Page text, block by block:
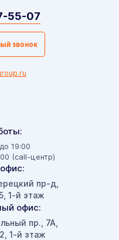
19:00
(call-центр)
пр-д,
1-й этаж
офис:
пр., 7А,
1-й этаж
55-07
звонок